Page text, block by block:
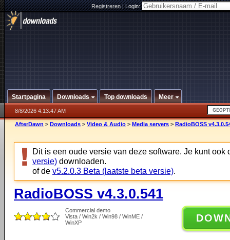
Registreren|Login:
Startpagina Downloads Top downloads Meer
8/8/2026 4:13:47 AM
AfterDawn > Downloads > Video & Audio > Media servers > RadioBOSS
Dit is een oude versie van deze software. Je kunt ook
versie) downloaden.
of de v5.2.0.3 Beta (laatste beta versie).
RadioBOSS v4.3.0.541
Commercial demo
Vista / Win2k / Win98 / WinME /
WinXP